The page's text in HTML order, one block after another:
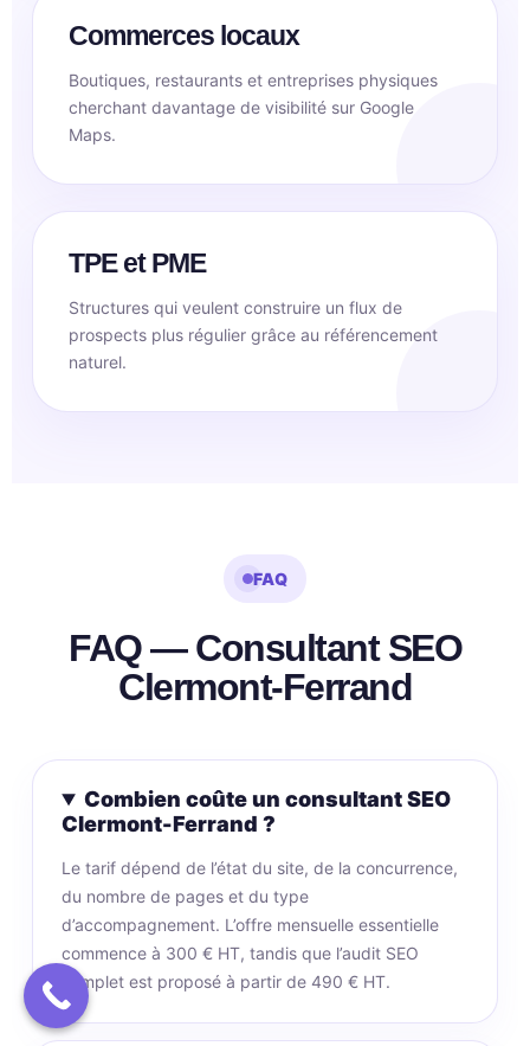
Commerces locaux
Boutiques, restaurants et entreprises physiques
cherchant davantage de visibilité sur Google
Maps.
TPE et PME
Structures qui veulent construire un flux de
prospects plus régulier grâce au référencement
naturel.
FAQ
FAQ — Consultant SEO
Clermont-Ferrand
Combien coûte un consultant SEO
Clermont-Ferrand ?
Le tarif dépend de l’état du site, de la concurrence,
du nombre de pages et du type
d’accompagnement. L’offre mensuelle essentielle
commence à 300 € HT, tandis que l’audit SEO
complet est proposé à partir de 490 € HT.